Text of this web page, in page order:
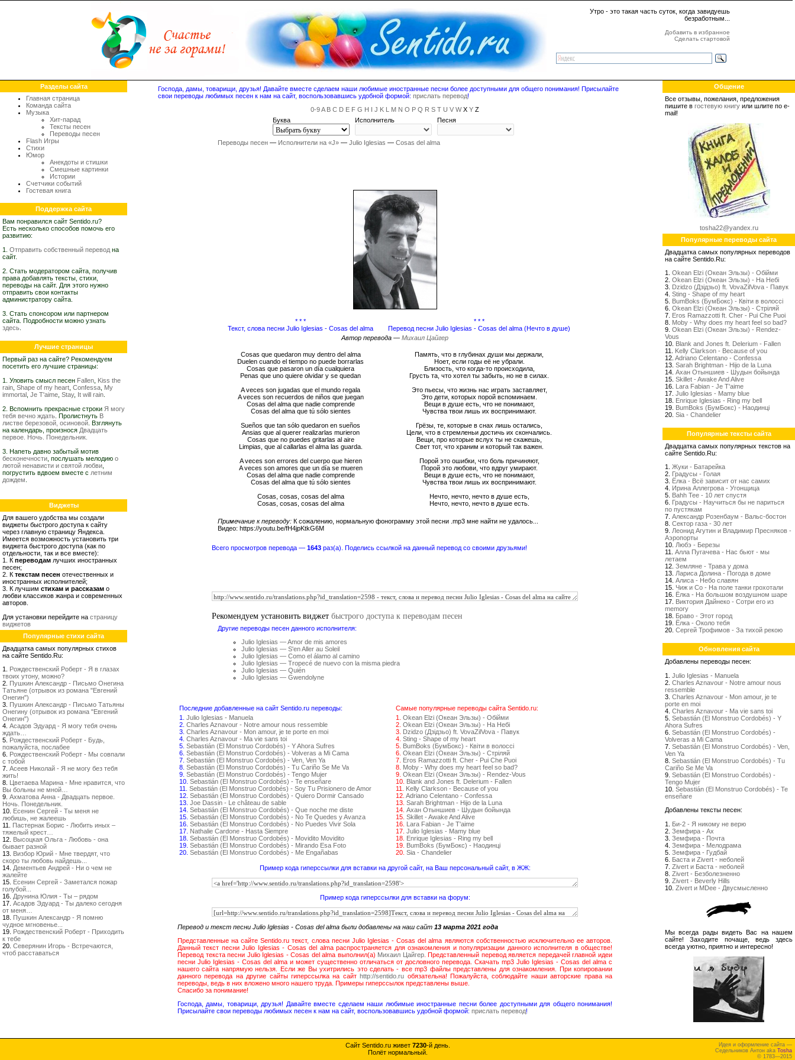
Утро - это такая часть суток, когда завидуешь
безработным...
Добавить в избранное
Сделать стартовой
Разделы сайта
Главная страница
Команда сайта
Музыка
Хит-парад
Тексты песен
Переводы песен
Flash Игры
Стихи
Юмор
Анекдоты и стишки
Смешные картинки
Истории
Счетчики событий
Гостевая книга
Поддержка сайта
Вам понравился сайт Sentido.ru?
Есть несколько способов помочь его
развитию:
1. Отправить собственный перевод на
сайт.
2. Стать модератором сайта, получив
права добавлять тексты, стихи,
переводы на сайт. Для этого нужно
отправить свои контакты
администратору сайта.
3. Стать спонсором или партнером
сайта. Подробности можно узнать
здесь
Лучшие страницы
Первый раз на сайте? Рекомендуем
посетить его лучшие страницы:
1. Уловить смысл песен Fallen Kiss the
rain Shape of my heart Confessa My
immortal Je T'aime Stay, It will rain
2. Вспомнить прекрасные строки Я могу
тебя вечно ждать . Пролистнуть В
листве березовой, осиновой . Взглянуть
на календарь, произнося Двадцать
первое. Ночь. Понедельник.
3. Напеть давно забытый мотив
бесконечности , послушать мелодию о
лютой ненависти и святой любви
погрустить вдвоем вместе с летним
дождем
Виджеты
Для вашего удобства мы создали
виджеты быстрого доступа к сайту
через главную страницу Яндекса.
Имеется возможность установить три
виджета быстрого доступа (как по
отдельности, так и все вместе):
1. К переводам лучших иностранных
песен;
2. К текстам песен отечественных и
иностранных исполнителей;
3. К лучшим стихам и рассказам о
любви классиков жанра и современных
авторов.
Для установки перейдите на страницу
виджетов
Популярные стихи сайта
Двадцатка самых популярных стихов
на сайте Sentido.Ru:
1. Рождественский Роберт - Я в глазах
твоих утону, можно?
2. Пушкин Александр - Письмо Онегина
Татьяне (отрывок из романа "Евгений
Онегин")
3. Пушкин Александр - Письмо Татьяны
Онегину (отрывок из романа "Евгений
Онегин")
4. Асадов Эдуард - Я могу тебя очень
ждать…
5. Рождественский Роберт - Будь,
пожалуйста, послабее
6. Рождественский Роберт - Мы совпали
с тобой
7. Асеев Николай - Я не могу без тебя
жить!
8. Цветаева Марина - Мне нравится, что
Вы больны не мной…
9. Ахматова Анна - Двадцать первое.
Ночь. Понедельник.
10. Есенин Сергей - Ты меня не
любишь, не жалеешь
11. Пастернак Борис - Любить иных –
тяжелый крест…
12. Высоцкая Ольга - Любовь - она
бывает разной
13. Визбор Юрий - Мне твердят, что
скоро ты любовь найдешь...
14. Дементьев Андрей - Ни о чем не
жалейте
15. Есенин Сергей - Заметался пожар
голубой...
16. Друнина Юлия - Ты – рядом
17. Асадов Эдуард - Ты далеко сегодня
от меня…
18. Пушкин Александр - Я помню
чудное мгновенье...
19. Рождественский Роберт - Приходить
к тебе
20. Северянин Игорь - Встречаются,
чтоб расставаться
Господа, дамы, товарищи, друзья! Давайте вместе сделаем наши любимые иностранные песни более доступными для общего понимания! Присылайте
свои переводы любимых песен к нам на сайт, воспользовавшись удобной формой: прислать перевод!
0-9A B C D E F G H I J K L M N O P Q R S T U V WX Y Z
Буква
Исполнитель Песня
Переводы песен— Исполнители на «J»— Julio Iglesias — Cosas del alma
* * *
Текст, слова песни Julio Iglesias - Cosas del alma
* * *
Перевод песни Julio Iglesias - Cosas del alma (Нечто в душе)
Автор перевода — Михаил Цайгер
Cosas que quedaron muy dentro del alma
Duelen cuando el tiempo no puede borrarlas
Cosas que pasaron un día cualquiera
Penas que uno quiere olvidar y se quedan
A veces son jugadas que el mundo regala
A veces son recuerdos de niños que juegan
Cosas del alma que nadie comprende
Cosas del alma que tú sólo sientes
Sueños que tan sólo quedaron en sueños
Ansias que al querer realizarlas murieron
Cosas que no puedes gritarlas al aire
Limpias, que al callarlas el alma las guarda.
A veces son errores del cuerpo que hieren
A veces son amores que un día se mueren
Cosas del alma que nadie comprende
Cosas del alma que tú sólo sientes
Cosas, cosas, cosas del alma
Cosas, cosas, cosas del alma
Память, что в глубинах души мы держали,
Ноет, если годы её не убрали.
Близость, что когда-то происходила,
Грусть та, что хотел ты забыть, но не в силах.
Это пьесы, что жизнь нас играть заставляет,
Это дети, которых порой вспоминаем.
Вещи в душе есть, что не понимают,
Чувства твои лишь их воспринимают.
Грёзы, те, которые в снах лишь остались,
Цели, что в стремленьи достичь их скончались.
Вещи, про которые вслух ты не скажешь,
Свет тот, что храним и который так важен.
Порой это ошибки, что боль причиняют,
Порой это любови, что вдруг умирают.
Вещи в душе есть, что не понимают,
Чувства твои лишь их воспринимают.
Нечто, нечто, нечто в душе есть,
Нечто, нечто, нечто в душе есть.
Примечание к переводу:К сожалению, нормальную фонограмму этой песни .mp3 мне найти не удалось...
Видео: https://youtu.be/fH4jpKtkG6M
Всего просмотров перевода — 1643 раз(а). Поделись ссылкой на данный перевод со своими друзьями!
Рекомендуем установить виджет быстрого доступа к переводам песен
Другие переводы песен данного исполнителя:
Julio Iglesias — Amor de mis amores
Julio Iglesias — S'en Aller au Soleil
Julio Iglesias — Como el álamo al camino
Julio Iglesias — Tropecé de nuevo con la misma piedra
Julio Iglesias — Quién
Julio Iglesias — Gwendolyne
Последние добавленные на сайт Sentido.ru переводы:
Самые популярные переводы сайта Sentido.ru:
1. Julio Iglesias - Manuela
2. Charles Aznavour - Notre amour nous ressemble
3. Charles Aznavour - Mon amour, je te porte en moi
4. Charles Aznavour - Ma vie sans toi
5. Sebastián (El Monstruo Cordobés) - Y Ahora Sufres
6. Sebastián (El Monstruo Cordobés) - Volveras a Mi Cama
7. Sebastián (El Monstruo Cordobés) - Ven, Ven Ya
8. Sebastián (El Monstruo Cordobés) - Tu Cariño Se Me Va
9. Sebastián (El Monstruo Cordobés) - Tengo Mujer
10. Sebastián (El Monstruo Cordobés) - Te enseñare
11. Sebastián (El Monstruo Cordobés) - Soy Tu Prisionero de Amor
12. Sebastián (El Monstruo Cordobés) - Quiero Dormir Cansado
13. Joe Dassin - Le château de sable
14. Sebastián (El Monstruo Cordobés) - Que noche me diste
15. Sebastián (El Monstruo Cordobés) - No Te Quedes y Avanza
16. Sebastián (El Monstruo Cordobés) - No Puedes Vivir Sola
17. Nathalie Cardone - Hasta Siempre
18. Sebastián (El Monstruo Cordobés) - Movidito Movidito
19. Sebastián (El Monstruo Cordobés) - Mirando Esa Foto
20. Sebastián (El Monstruo Cordobés) - Me Engañabas
1. Okean Elzi (Океан Эльзы) - Обійми
2. Okean Elzi (Океан Эльзы) - На Небі
3. Dzidzo (Дзідзьо) ft. VovaZilVova - Павук
4. Sting - Shape of my heart
5. BumBoks (БумБокс) - Квіти в волоссі
6. Okean Elzi (Океан Эльзы) - Стрiляй
7. Eros Ramazzotti ft. Cher - Pui Che Puoi
8. Moby - Why does my heart feel so bad?
9. Okean Elzi (Океан Эльзы) - Rendez-Vous
10. Blank and Jones ft. Delerium - Fallen
11. Kelly Clarkson - Because of you
12. Adriano Celentano - Confessa
13. Sarah Brightman - Hijo de la Luna
14. Ахан Отыншиев - Шудын бойында
15. Skillet - Awake And Alive
16. Lara Fabian - Je T'aime
17. Julio Iglesias - Mamy blue
18. Enrique Iglesias - Ring my bell
19. BumBoks (БумБокс) - Наодинці
20. Sia - Chandelier
Пример кода гиперссылки для вставки на другой сайт, на Ваш персональный сайт, в ЖЖ:
Пример кода гиперссылки для вставки на форум:
Перевод и текст песни Julio Iglesias - Cosas del alma были добавлены на наш сайт 13 марта 2021 года
Представленные на сайте Sentido.ru текст, слова песни Julio Iglesias - Cosas del alma являются собственностью исключительно ее авторов.
Данный текст песни Julio Iglesias - Cosas del alma распространяется для ознакомления и популяризации данного исполнителя в обществе!
Перевод текста песни Julio Iglesias - Cosas del alma выполнил(а) Михаил Цайгер. Представленный перевод является передачей главной идеи
песни Julio Iglesias - Cosas del alma и может существенно отличаться от дословного перевода. Скачать mp3 Julio Iglesias - Cosas del alma с
нашего сайта напрямую нельзя. Если же Вы ухитрились это сделать - все mp3 файлы представлены для ознакомления. При копировании
данного перевода на другие сайты гиперссылка на сайтhttp://sentido.ru обязательна! Пожалуйста, соблюдайте наши авторские права на
переводы, ведь в них вложено много нашего труда. Примеры гиперссылок представлены выше.
Спасибо за понимание!
Господа, дамы, товарищи, друзья! Давайте вместе сделаем наши любимые иностранные песни более доступными для общего понимания!
Присылайте свои переводы любимых песен к нам на сайт, воспользовавшись удобной формой: прислать перевод!
Общение
Все отзывы, пожелания, предложения
пишите в гостевую книгу или шлите по e-
mail!
tosha22@yandex.ru
Популярные переводы сайта
Двадцатка самых популярных переводов
на сайте Sentido.Ru:
1. Okean Elzi (Океан Эльзы) - Обійми
2. Okean Elzi (Океан Эльзы) - На Небі
3. Dzidzo (Дзідзьо) ft. VovaZilVova - Павук
4. Sting - Shape of my heart
5. BumBoks (БумБокс) - Квіти в волоссі
6. Okean Elzi (Океан Эльзы) - Стрiляй
7. Eros Ramazzotti ft. Cher - Pui Che Puoi
8. Moby - Why does my heart feel so bad?
9. Okean Elzi (Океан Эльзы) - Rendez-
Vous
10. Blank and Jones ft. Delerium - Fallen
11. Kelly Clarkson - Because of you
12. Adriano Celentano - Confessa
13. Sarah Brightman - Hijo de la Luna
14. Ахан Отыншиев - Шудын бойында
15. Skillet - Awake And Alive
16. Lara Fabian - Je T'aime
17. Julio Iglesias - Mamy blue
18. Enrique Iglesias - Ring my bell
19. BumBoks (БумБокс) - Наодинці
20. Sia - Chandelier
Популярные тексты сайта
Двадцатка самых популярных текстов на
сайте Sentido.Ru:
1. Жуки - Батарейка
2. Градусы - Голая
3. Ёлка - Всё зависит от нас самих
4. Ирина Аллегрова - Угонщица
5. Bahh Tee - 10 лет спустя
6. Градусы - Научиться бы не париться
по пустякам
7. Александр Розенбаум - Вальс-бостон
8. Сектор газа - 30 лет
9. Леонид Агутин и Владимир Пресняков -
Аэропорты
10. Любэ - Березы
11. Алла Пугачева - Нас бьют - мы
летаем
12. Земляне - Трава у дома
13. Лариса Долина - Погода в доме
14. Алиса - Небо славян
15. Чиж и Со - На поле танки грохотали
16. Ёлка - На большом воздушном шаре
17. Виктория Дайнеко - Сотри его из
memory
18. Браво - Этот город
19. Ёлка - Около тебя
20. Сергей Трофимов - За тихой рекою
Обновления сайта
Добавлены переводы песен:
1. Julio Iglesias - Manuela
2. Charles Aznavour - Notre amour nous
ressemble
3. Charles Aznavour - Mon amour, je te
porte en moi
4. Charles Aznavour - Ma vie sans toi
5. Sebastián (El Monstruo Cordobés) - Y
Ahora Sufres
6. Sebastián (El Monstruo Cordobés) -
Volveras a Mi Cama
7. Sebastián (El Monstruo Cordobés) - Ven,
Ven Ya
8. Sebastián (El Monstruo Cordobés) - Tu
Cariño Se Me Va
9. Sebastián (El Monstruo Cordobés) -
Tengo Mujer
10. Sebastián (El Monstruo Cordobés) - Te
enseñare
Добавлены тексты песен:
1. Би-2 - Я никому не верю
2. Земфира - Ах
3. Земфира - Почта
4. Земфира - Мелодрама
5. Земфира - Гудбай
6. Баста и Zivert - неболей
7. Zivert и Баста - неболей
8. Zivert - Безболезненно
9. Zivert - Beverly Hills
10. Zivert и MDee - Двусмысленно
Мы всегда рады видеть Вас на нашем
сайте! Заходите почаще, ведь здесь
всегда уютно, приятно и интересно!
Сайт Sentido.ru живет 7230-й день.
Полёт нормальный.
Идея и оформление сайта —
Седельников Антон aka Tosha
© 1783—2015